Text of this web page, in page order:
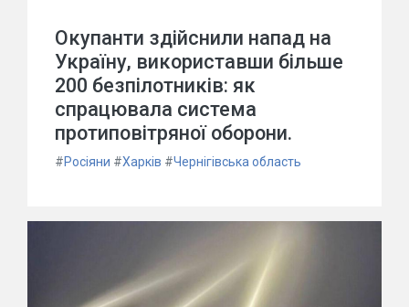
Окупанти здійснили напад на
Україну, використавши більше
200 безпілотників: як
спрацювала система
протиповітряної оборони.
#Росіяни #Харків #Чернігівська область